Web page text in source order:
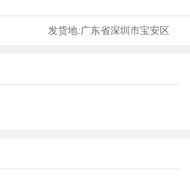
发货地:广东省深圳市宝安区